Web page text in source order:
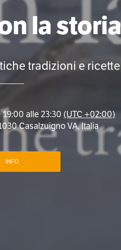
la storia
tradizioni e ricette
alle 23:30 (UTC +02:00)
Casalzuigno VA, Italia
INFO